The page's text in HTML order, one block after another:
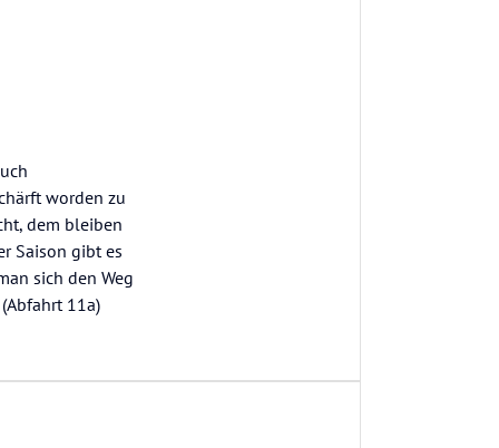
worden zu
dem bleiben
Saison gibt es
sich den Weg
11a)